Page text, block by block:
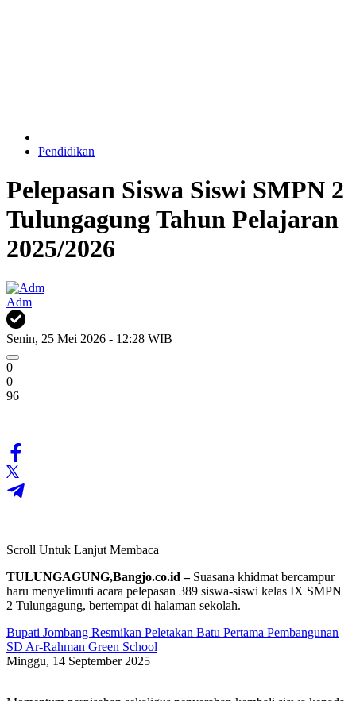
Pendidikan
Pelepasan Siswa Siswi SMPN 2
Tulungagung Tahun Pelajaran
2025/2026
Adm
Senin, 25 Mei 2026 - 12:28 WIB
0
0
96
Scroll Untuk Lanjut Membaca
TULUNGAGUNG,Bangjo.co.id –Suasana khidmat bercampur
haru menyelimuti acara pelepasan 389 siswa-siswi kelas IX SMPN
2 Tulungagung, bertempat di halaman sekolah.
Bupati Jombang Resmikan Peletakan Batu Pertama Pembangunan
SD Ar-Rahman Green School
Minggu, 14 September 2025